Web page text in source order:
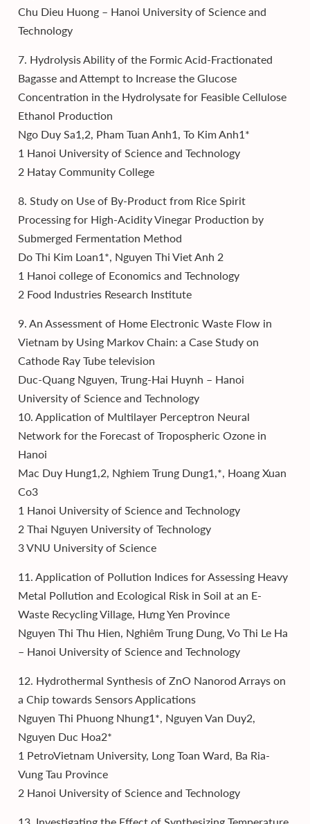
Chu Dieu Huong – Hanoi University of Science and
Technology
7. Hydrolysis Ability of the Formic Acid-Fractionated
Bagasse and Attempt to Increase the Glucose
Concentration in the Hydrolysate for Feasible Cellulose
Ethanol Production
Ngo Duy Sa1,2, Pham Tuan Anh1, To Kim Anh1*
1 Hanoi University of Science and Technology
2 Hatay Community College
8. Study on Use of By-Product from Rice Spirit
Processing for High-Acidity Vinegar Production by
Submerged Fermentation Method
Do Thi Kim Loan1*, Nguyen Thi Viet Anh 2
1 Hanoi college of Economics and Technology
2 Food Industries Research Institute
9. An Assessment of Home Electronic Waste Flow in
Vietnam by Using Markov Chain: a Case Study on
Cathode Ray Tube television
Duc-Quang Nguyen, Trung-Hai Huynh – Hanoi
University of Science and Technology
10. Application of Multilayer Perceptron Neural
Network for the Forecast of Tropospheric Ozone in
Hanoi
Mac Duy Hung1,2, Nghiem Trung Dung1,*, Hoang Xuan
Co3
1 Hanoi University of Science and Technology
2 Thai Nguyen University of Technology
3 VNU University of Science
11. Application of Pollution Indices for Assessing Heavy
Metal Pollution and Ecological Risk in Soil at an E-
Waste Recycling Village, Hưng Yen Province
Nguyen Thi Thu Hien, Nghiêm Trung Dung, Vo Thi Le Ha
– Hanoi University of Science and Technology
12. Hydrothermal Synthesis of ZnO Nanorod Arrays on
a Chip towards Sensors Applications
Nguyen Thi Phuong Nhung1*, Nguyen Van Duy2,
Nguyen Duc Hoa2*
1 PetroVietnam University, Long Toan Ward, Ba Ria-
Vung Tau Province
2 Hanoi University of Science and Technology